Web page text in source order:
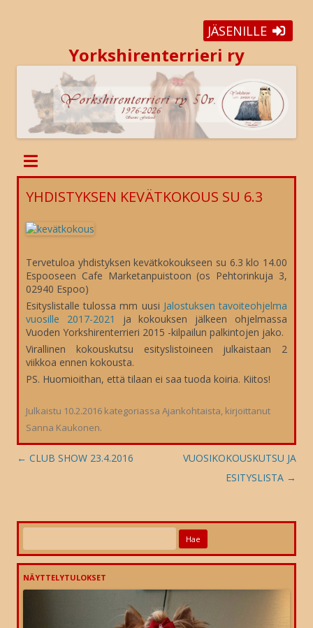
JÄSENILLE
Yorkshirenterrieri ry
YHDISTYKSEN KEVÄTKOKOUS SU 6.3
Tervetuloa yhdistyksen kevätkokoukseen su 6.3 klo 14.00
Espooseen Cafe Marketanpuistoon (os Pehtorinkuja 3,
02940 Espoo)
Esityslistalle tulossa mm uusi Jalostuksen tavoiteohjelma
vuosille 2017-2021
ja kokouksen jälkeen ohjelmassa
Vuoden Yorkshirenterrieri 2015 -kilpailun palkintojen jako.
Virallinen kokouskutsu esityslistoineen julkaistaan 2
viikkoa ennen kokousta.
PS. Huomioithan, että tilaan ei saa tuoda koiria. Kiitos!
Julkaistu 10.2.2016 kategoriassa Ajankohtaista, kirjoittanut
Sanna Kaukonen.
Artikkelien
← CLUB SHOW 23.4.2016
VUOSIKOKOUSKUTSU JA
ESITYSLISTA →
NÄYTTELYTULOKSET